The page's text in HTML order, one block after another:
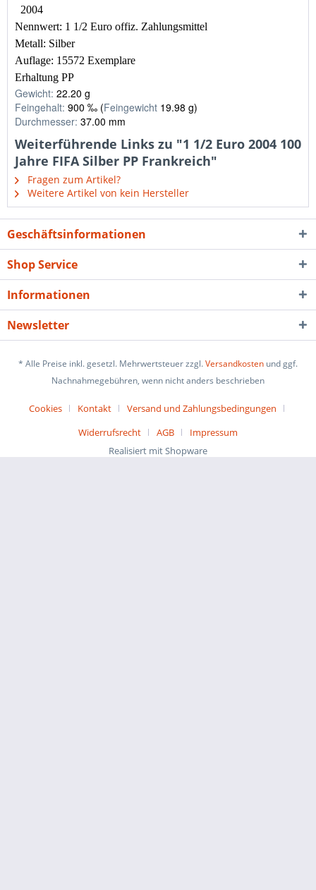
2004
Nennwert: 1 1/2 Euro offiz. Zahlungsmittel
Metall: Silber
Auflage: 15572 Exemplare
Erhaltung PP
Gewicht: 22.20 g
Feingehalt: 900 ‰ (Feingewicht 19.98 g)
Durchmesser: 37.00 mm
Weiterführende Links zu "1 1/2 Euro 2004 100
Jahre FIFA Silber PP Frankreich"
Fragen zum Artikel?
Weitere Artikel von kein Hersteller
Geschäftsinformationen
Shop Service
Informationen
Newsletter
* Alle Preise inkl. gesetzl. Mehrwertsteuer zzgl.Versandkosten und ggf.
Nachnahmegebühren, wenn nicht anders beschrieben
Cookies Kontakt
Versand und Zahlungsbedingungen
Widerrufsrecht
AGB
Impressum
Realisiert mit Shopware